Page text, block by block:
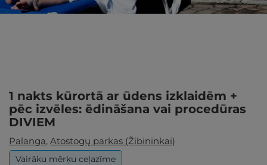
1 nakts kūrortā ar ūdens izklaidēm +
pēc izvēles: ēdināšana vai procedūras
DIVIEM
Palanga, Atostogų parkas (Žibininkai)
Vairāku mērķu ceļazīme